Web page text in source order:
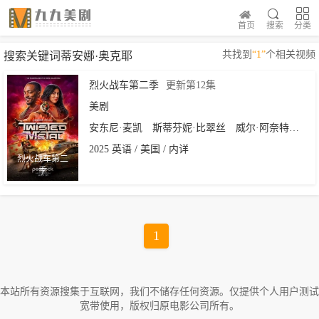
分类
搜索
首页
搜索关键词蒂安娜·奥克耶 共找到 “1”个相关视频
烈火战车第二
季
烈火战车第二季
更新第12集
美剧
安东尼·麦凯
斯蒂芬妮·比翠丝 威尔·阿奈特
2025 英语 / 美国 / 内详
1
本站所有资源搜集于互联网，我们不储存任何资源。仅提供个人用户测试
宽带使用，版权归原电影公司所有。